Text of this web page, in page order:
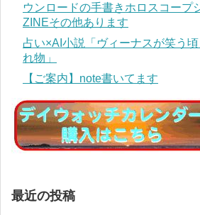
ウンロードの手書きホロスコープ
ZINEその他あります
占い×AI小説「ヴィーナスが笑う
れ物」
【ご案内】note書いてます
最近の投稿